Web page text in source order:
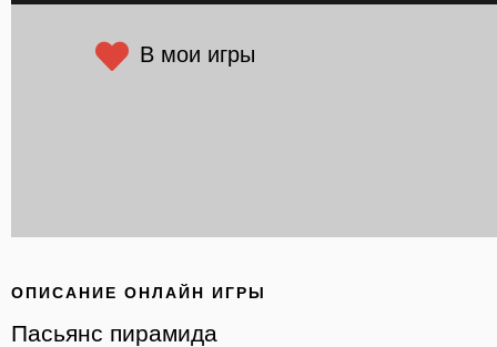
В мои игры
ОПИСАНИЕ ОНЛАЙН ИГРЫ
Пасьянс пирамида